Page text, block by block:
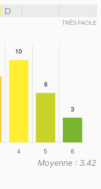
D
TRÈS FACILE
Moyenne : 3.42